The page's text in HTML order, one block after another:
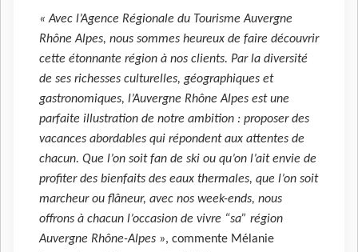
« Avec l’Agence Régionale du Tourisme Auvergne
Rhône Alpes, nous sommes heureux de faire découvrir
cette étonnante région à nos clients. Par la diversité
de ses richesses culturelles, géographiques et
gastronomiques, l’Auvergne Rhône Alpes est une
parfaite illustration de notre ambition : proposer des
vacances abordables qui répondent aux attentes de
chacun. Que l’on soit fan de ski ou qu’on l’ait envie de
profiter des bienfaits des eaux thermales, que l’on soit
marcheur ou flâneur, avec nos week-ends, nous
offrons à chacun l’occasion de vivre “sa” région
Auvergne Rhône-Alpes », commente Mélanie